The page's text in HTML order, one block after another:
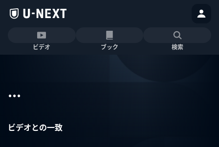
ビデオ ブック 検索
...
ビデオとの一致